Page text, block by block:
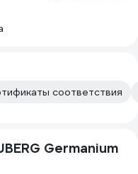
соответствия
Germanium